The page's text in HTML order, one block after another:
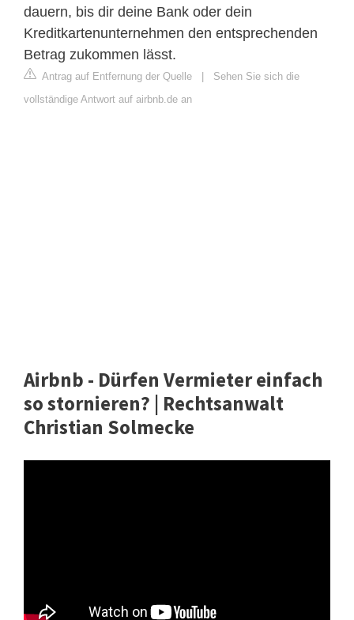
dauern, bis dir deine Bank oder dein
Kreditkartenunternehmen den entsprechenden
Betrag zukommen lässt.
Antrag auf Entfernung der Quelle
Sehen Sie sich die
vollständige Antwort auf airbnb.de an
Airbnb - Dürfen Vermieter einfach
so stornieren? | Rechtsanwalt
Christian Solmecke